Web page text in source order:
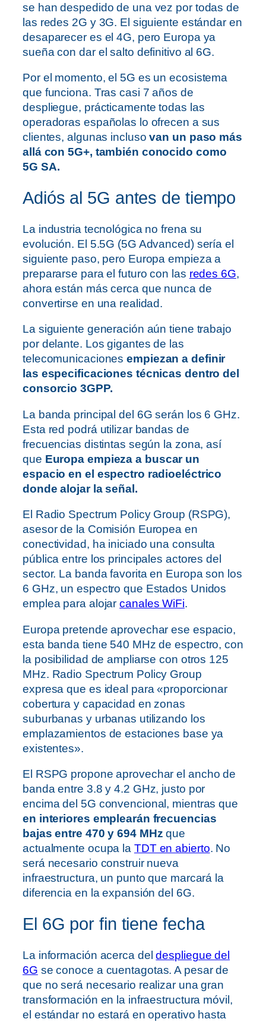
se han despedido de una vez por todas de
las redes 2G y 3G. El siguiente estándar en
desaparecer es el 4G, pero Europa ya
sueña con dar el salto definitivo al 6G.
Por el momento, el 5G es un ecosistema
que funciona. Tras casi 7 años de
despliegue, prácticamente todas las
operadoras españolas lo ofrecen a sus
clientes, algunas inclusovan un paso más
allá con 5G+, también conocido como
5G SA.
Adiós al 5G antes de tiempo
La industria tecnológica no frena su
evolución. El 5.5G (5G Advanced) sería el
siguiente paso, pero Europa empieza a
prepararse para el futuro con las redes 6G,
ahora están más cerca que nunca de
convertirse en una realidad.
La siguiente generación aún tiene trabajo
por delante. Los gigantes de las
telecomunicacionesempiezan a definir
las especificaciones técnicas dentro del
consorcio 3GPP.
La banda principal del 6G serán los 6 GHz.
Esta red podrá utilizar bandas de
frecuencias distintas según la zona, así
que Europa empieza a buscar un
espacio en el espectro radioeléctrico
donde alojar la señal.
El Radio Spectrum Policy Group (RSPG),
asesor de la Comisión Europea en
conectividad, ha iniciado una consulta
pública entre los principales actores del
sector. La banda favorita en Europa son los
6 GHz, un espectro que Estados Unidos
emplea para alojarcanales WiFi.
Europa pretende aprovechar ese espacio,
esta banda tiene 540 MHz de espectro, con
la posibilidad de ampliarse con otros 125
MHz. Radio Spectrum Policy Group
expresa que es ideal para «proporcionar
cobertura y capacidad en zonas
suburbanas y urbanas utilizando los
emplazamientos de estaciones base ya
existentes».
El RSPG propone aprovechar el ancho de
banda entre 3.8 y 4.2 GHz, justo por
encima del 5G convencional, mientras que
en interiores emplearán frecuencias
bajas entre 470 y 694 MHz que
actualmente ocupa la TDT en abierto. No
será necesario construir nueva
infraestructura, un punto que marcará la
diferencia en la expansión del 6G.
El 6G por fin tiene fecha
La información acerca deldespliegue del
6G se conoce a cuentagotas. A pesar de
que no será necesario realizar una gran
transformación en la infraestructura móvil,
el estándar no estará en operativo hasta